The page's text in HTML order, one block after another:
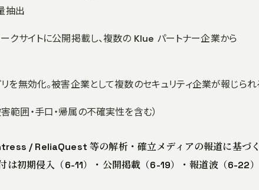
抽出
サイトに公開掲載し、複数の Klue パートナー企業から
無効化。被害企業として複数のセキュリティ企業が報じられ
囲・手口・帰属の不確実性を含む）
/ ReliaQuest 等の解析・確立メディアの報道に基づ
は初期侵入（6-11）・公開掲載（6-19）・報道波（6-22